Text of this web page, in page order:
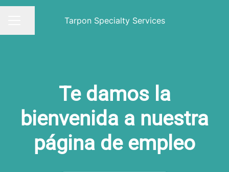
MENÚ DE EMPLEOTarpon Specialty Services
Compartir página
Te damos la
bienvenida a nuestra
página de empleo